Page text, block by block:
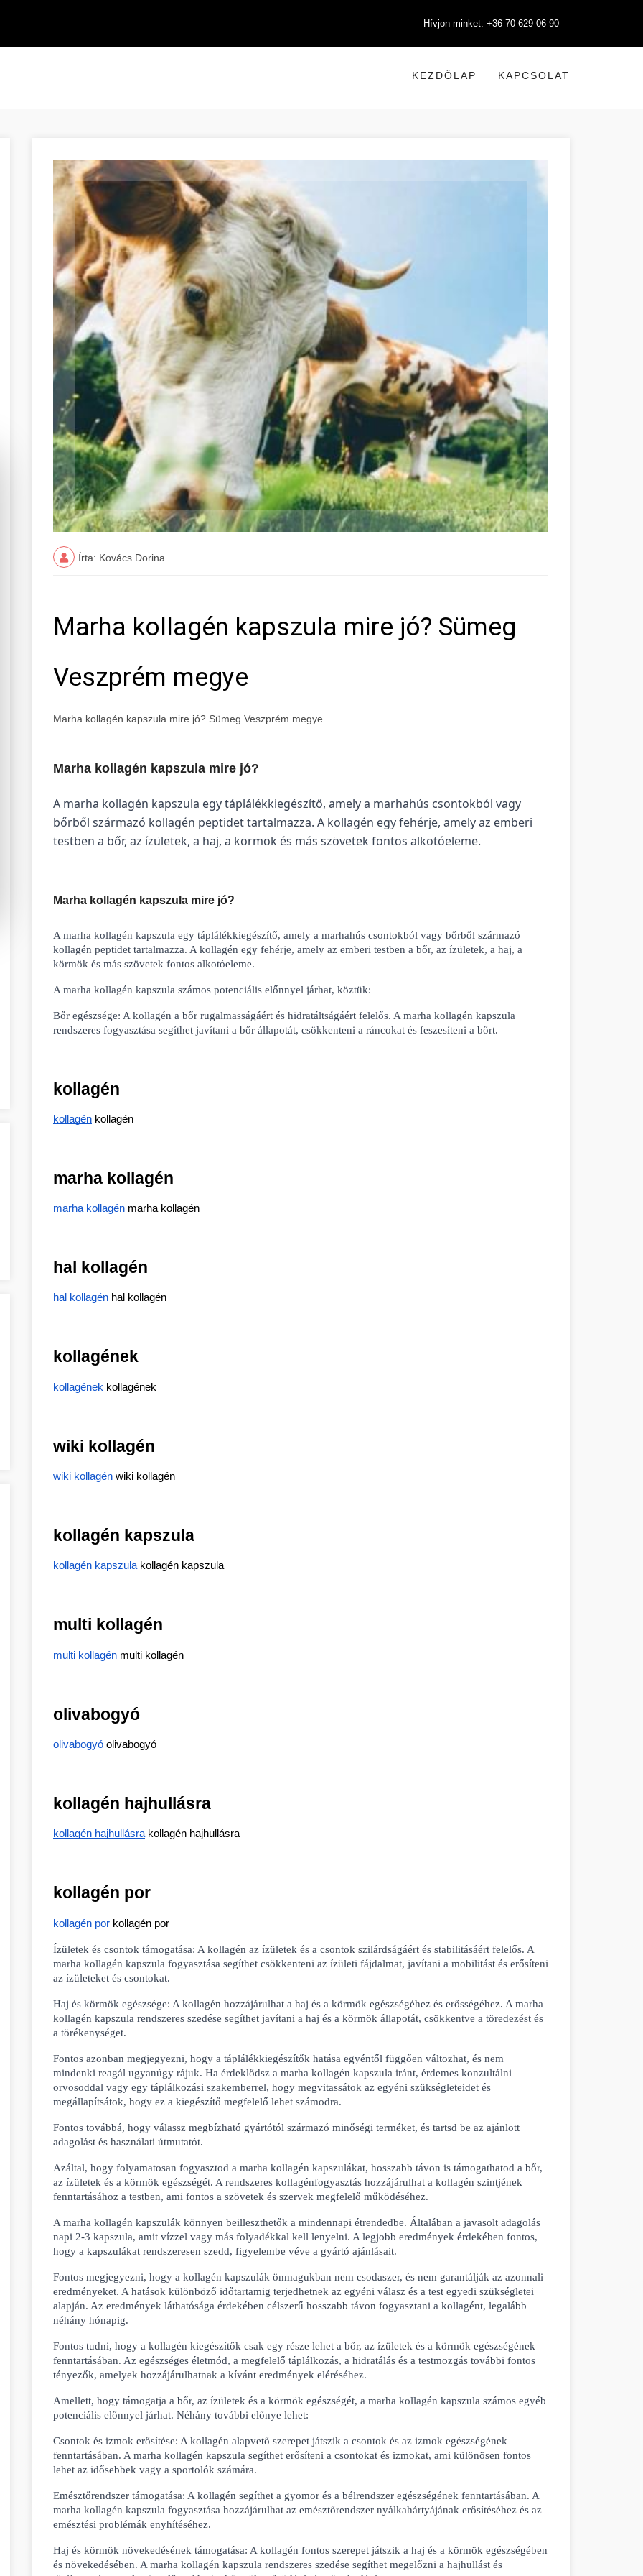
Hívjon minket: +36 70 629 06 90
KEZDŐLAP KAPCSOLAT
Írta: Kovács Dorina
Marha kollagén kapszula mire jó? Sümeg
Veszprém megye
Marha kollagén kapszula mire jó? Sümeg Veszprém megye
Marha kollagén kapszula mire jó?
A marha kollagén kapszula egy táplálékkiegészítő, amely a marhahús csontokból vagy
bőrből származó kollagén peptidet tartalmazza. A kollagén egy fehérje, amely az emberi
testben a bőr, az ízületek, a haj, a körmök és más szövetek fontos alkotóeleme.
Marha kollagén kapszula mire jó?
A marha kollagén kapszula egy táplálékkiegészítő, amely a marhahús csontokból vagy bőrből származó
kollagén peptidet tartalmazza. A kollagén egy fehérje, amely az emberi testben a bőr, az ízületek, a haj, a
körmök és más szövetek fontos alkotóeleme.
A marha kollagén kapszula számos potenciális előnnyel járhat, köztük:
Bőr egészsége: A kollagén a bőr rugalmasságáért és hidratáltságáért felelős. A marha kollagén kapszula
rendszeres fogyasztása segíthet javítani a bőr állapotát, csökkenteni a ráncokat és feszesíteni a bőrt.
kollagén
kollagén kollagén
marha kollagén
marha kollagén marha kollagén
hal kollagén
hal kollagén hal kollagén
kollagének
kollagének kollagének
wiki kollagén
wiki kollagén wiki kollagén
kollagén kapszula
kollagén kapszula kollagén kapszula
multi kollagén
multi kollagén multi kollagén
olivabogyó
olivabogyó olivabogyó
kollagén hajhullásra
kollagén hajhullásra kollagén hajhullásra
kollagén por
kollagén por kollagén por
Ízületek és csontok támogatása: A kollagén az ízületek és a csontok szilárdságáért és stabilitásáért felelős. A
marha kollagén kapszula fogyasztása segíthet csökkenteni az ízületi fájdalmat, javítani a mobilitást és erősíteni
az ízületeket és csontokat.
Haj és körmök egészsége: A kollagén hozzájárulhat a haj és a körmök egészségéhez és erősségéhez. A marha
kollagén kapszula rendszeres szedése segíthet javítani a haj és a körmök állapotát, csökkentve a töredezést és
a törékenységet.
Fontos azonban megjegyezni, hogy a táplálékkiegészítők hatása egyéntől függően változhat, és nem
mindenki reagál ugyanúgy rájuk. Ha érdeklődsz a marha kollagén kapszula iránt, érdemes konzultálni
orvosoddal vagy egy táplálkozási szakemberrel, hogy megvitassátok az egyéni szükségleteidet és
megállapítsátok, hogy ez a kiegészítő megfelelő lehet számodra.
Fontos továbbá, hogy válassz megbízható gyártótól származó minőségi terméket, és tartsd be az ajánlott
adagolást és használati útmutatót.
Azáltal, hogy folyamatosan fogyasztod a marha kollagén kapszulákat, hosszabb távon is támogathatod a bőr,
az ízületek és a körmök egészségét. A rendszeres kollagénfogyasztás hozzájárulhat a kollagén szintjének
fenntartásához a testben, ami fontos a szövetek és szervek megfelelő működéséhez.
A marha kollagén kapszulák könnyen beilleszthetők a mindennapi étrendedbe. Általában a javasolt adagolás
napi 2-3 kapszula, amit vízzel vagy más folyadékkal kell lenyelni. A legjobb eredmények érdekében fontos,
hogy a kapszulákat rendszeresen szedd, figyelembe véve a gyártó ajánlásait.
Fontos megjegyezni, hogy a kollagén kapszulák önmagukban nem csodaszer, és nem garantálják az azonnali
eredményeket. A hatások különböző időtartamig terjedhetnek az egyéni válasz és a test egyedi szükségletei
alapján. Az eredmények láthatósága érdekében célszerű hosszabb távon fogyasztani a kollagént, legalább
néhány hónapig.
Fontos tudni, hogy a kollagén kiegészítők csak egy része lehet a bőr, az ízületek és a körmök egészségének
fenntartásában. Az egészséges életmód, a megfelelő táplálkozás, a hidratálás és a testmozgás további fontos
tényezők, amelyek hozzájárulhatnak a kívánt eredmények eléréséhez.
Amellett, hogy támogatja a bőr, az ízületek és a körmök egészségét, a marha kollagén kapszula számos egyéb
potenciális előnnyel járhat. Néhány további előnye lehet:
Csontok és izmok erősítése: A kollagén alapvető szerepet játszik a csontok és az izmok egészségének
fenntartásában. A marha kollagén kapszula segíthet erősíteni a csontokat és izmokat, ami különösen fontos
lehet az idősebbek vagy a sportolók számára.
Emésztőrendszer támogatása: A kollagén segíthet a gyomor és a bélrendszer egészségének fenntartásában. A
marha kollagén kapszula fogyasztása hozzájárulhat az emésztőrendszer nyálkahártyájának erősítéséhez és az
emésztési problémák enyhítéséhez.
Haj és körmök növekedésének támogatása: A kollagén fontos szerepet játszik a haj és a körmök egészségében
és növekedésében. A marha kollagén kapszula rendszeres szedése segíthet megelőzni a hajhullást és